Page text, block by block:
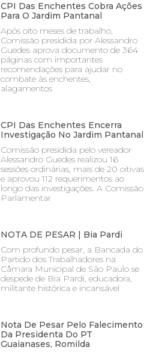
CPI Das Enchentes Cobra Ações
Para O Jardim Pantanal
Após oito meses de trabalho,
Comissão presidida por Alessandro
Guedes aprova documento de 364
páginas com importantes
recomendações para ajudar no
combate às enchentes,
alagamentos
CPI Das Enchentes Encerra
Investigação No Jardim Pantanal
Comissão presidida pelo vereador
Alessandro Guedes realizou 16
sessões ordinárias, mais de 20 oitivas
e aprovou 112 requerimentos ao
longo das investigações. A Comissão
Parlamentar
NOTA DE PESAR | Bia Pardi
Com profundo pesar, a Bancada do
Partido dos Trabalhadores na
Câmara Municipal de São Paulo se
despede de Bia Pardi, educadora,
militante histórica e incansável
Nota De Pesar Pelo Falecimento
Da Presidenta Do PT
Guaianases, Romilda